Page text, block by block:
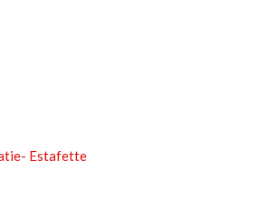
Estafette